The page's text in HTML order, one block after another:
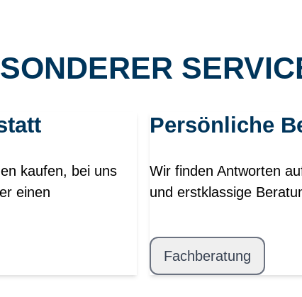
kaufen, bei uns
einen
Persönliche
Wir finden Antworten
und erstklassige
Fachberatung